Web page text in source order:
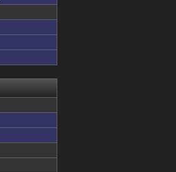
-
-...
-...
...
ール...
とめ...
屋-...
る